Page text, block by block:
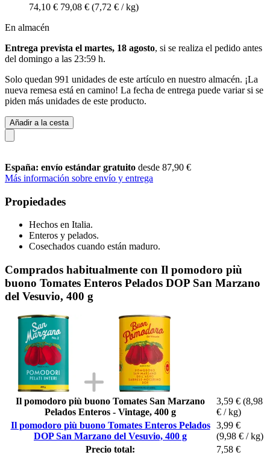
74,10 € 79,08 € (7,72 € / kg)
En almacén
Entrega prevista el martes, 18 agosto, si se realiza el pedido antes
del domingo a las 23:59 h.
Solo quedan 991 unidades de este artículo en nuestro almacén. ¡La
nueva remesa está en camino! La fecha de entrega puede variar si se
piden más unidades de este producto.
Añadir a la cesta
España: envío estándar gratuito desde 87,90 €
Más información sobre envío y entrega
Propiedades
Hechos en Italia.
Enteros y pelados.
Cosechados cuando están maduro.
Comprados habitualmente con Il pomodoro più
buono Tomates Enteros Pelados DOP San Marzano
del Vesuvio, 400 g
Il pomodoro più buono Tomates San Marzano
Pelados Enteros - Vintage, 400 g
3,59 € (8,98
€ / kg)
Il pomodoro più buono Tomates Enteros Pelados
DOP San Marzano del Vesuvio, 400 g
3,99 €
(9,98 € / kg)
Precio total:
7,58 €